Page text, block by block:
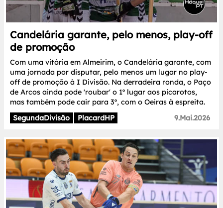
Candelária garante, pelo menos, play-off
de promoção
Com uma vitória em Almeirim, o Candelária garante, com
uma jornada por disputar, pelo menos um lugar no play-
off de promoção à I Divisão. Na derradeira ronda, o Paço
de Arcos ainda pode 'roubar' o 1º lugar aos picarotos,
mas também pode cair para 3º, com o Oeiras à espreita.
SegundaDivisão
PlacardHP 9.Mai.2026